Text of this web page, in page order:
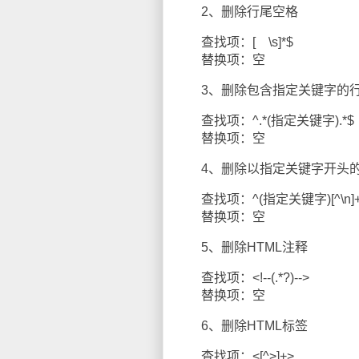
2、删除行尾空格
查找项：[ \s]*$
替换项：空
3、删除包含指定关键字的
查找项：^.*(指定关键字).*$
替换项：空
4、删除以指定关键字开头
查找项：^(指定关键字
替换项：空
5、删除HTML注释
查找项：<!--(.*?)-->
替换项：空
6、删除HTML标签
查找项：<[^>]+>